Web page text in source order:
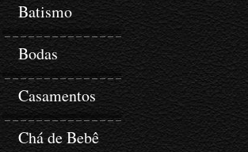
Batismo
Bodas
Casamentos
Chá de Bebê